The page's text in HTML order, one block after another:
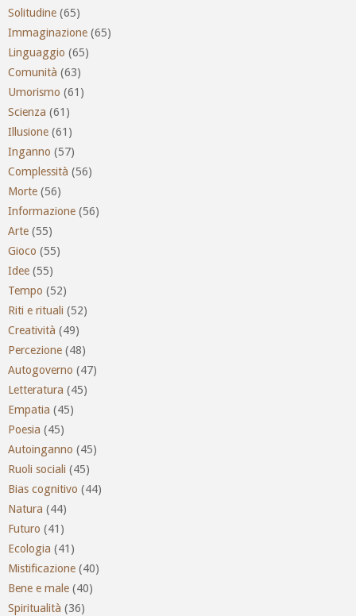
Solitudine (65)
Immaginazione (65)
Linguaggio (65)
Comunità (63)
Umorismo (61)
Scienza (61)
Illusione (61)
Inganno (57)
Complessità (56)
Morte (56)
Informazione (56)
Arte (55)
Gioco (55)
Idee (55)
Tempo (52)
Riti e rituali (52)
Creatività (49)
Percezione (48)
Autogoverno (47)
Letteratura (45)
Empatia (45)
Poesia (45)
Autoinganno (45)
Ruoli sociali (45)
Bias cognitivo (44)
Natura (44)
Futuro (41)
Ecologia (41)
Mistificazione (40)
Bene e male (40)
Spiritualità (36)